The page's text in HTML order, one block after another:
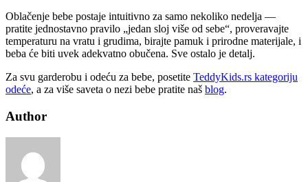
Oblačenje bebe postaje intuitivno za samo nekoliko nedelja —
pratite jednostavno pravilo „jedan sloj više od sebe“, proveravajte
temperaturu na vratu i grudima, birajte pamuk i prirodne materijale, i
beba će biti uvek adekvatno obučena. Sve ostalo je detalj.
Za svu garderobu i odeću za bebe, posetite TeddyKids.rs kategoriju
odeće, a za više saveta o nezi bebe pratite naš blog.
Author